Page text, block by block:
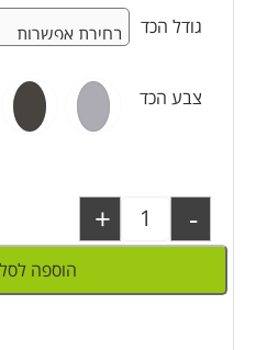
גודל הכד
צבע הכד
-
+
הוספה לסל